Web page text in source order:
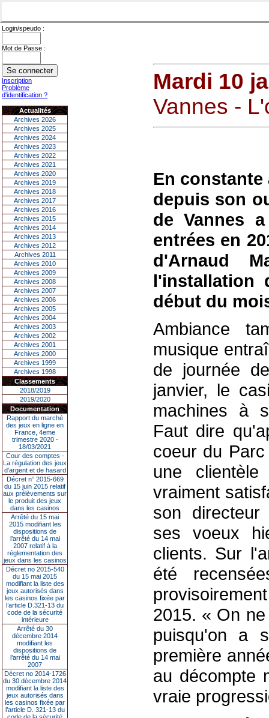
Login/speudo :
Mot de Passe :
Inscription
Problème
d'identification ?
Actualités
Archives 2026
Archives 2025
Archives 2024
Archives 2023
Archives 2022
Archives 2021
Archives 2020
Archives 2019
Archives 2018
Archives 2017
Archives 2016
Archives 2015
Archives 2014
Archives 2013
Archives 2012
Archives 2011
Archives 2010
Archives 2009
Archives 2008
Archives 2007
Archives 2006
Archives 2005
Archives 2004
Archives 2003
Archives 2002
Archives 2001
Archives 2000
Archives 1999
Archives 1998
Classements
2018/2019
2019/2020
Documentation
Rapport du marché
des jeux en ligne en
France, 4eme
trimestre 2020 -
18/03/2021
Cour des comptes -
La régulation des jeux
d’argent et de hasard
Décret n° 2015-669
du 15 juin 2015 relatif
aux prélèvements sur
le produit des jeux
dans les casinos
Arrêté du 15 mai
2015 modifiant les
dispositions de
l’arrêté du 14 mai
2007 relatif à la
réglementation des
jeux dans les casinos
Décret no 2015-540
du 15 mai 2015
modifiant la liste des
jeux autorisés dans
les casinos fixée par
l’article D.321-13 du
code de la sécurité
intérieure
Arrêté du 30
décembre 2014
modifiant les
dispositions de
l’arrêté du 14 mai
2007
Décret no 2014-1726
du 30 décembre 2014
modifiant la liste des
jeux autorisés dans
les casinos fixée par
l’article D. 321-13 du
Mardi 10
Vannes -
En
depuis son
de Vannes
entrées en
d'Arnaud
l'installation
début du
Ambiance
musique
de journée
janvier, le
machines à
Faut dire
coeur du
une
vraiment
son directeur
ses voeux
clients. Sur
été
2015. « On
puisqu'on a
première
au décompte
vraie